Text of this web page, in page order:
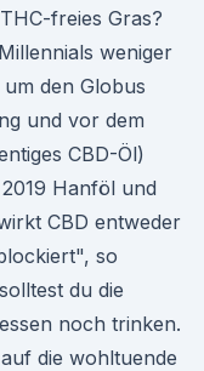
freies Gras?
weniger
den Globus
und vor dem
CBD-Öl)
Hanföl und
CBD entweder
so
du die
noch trinken.
die wohltuende